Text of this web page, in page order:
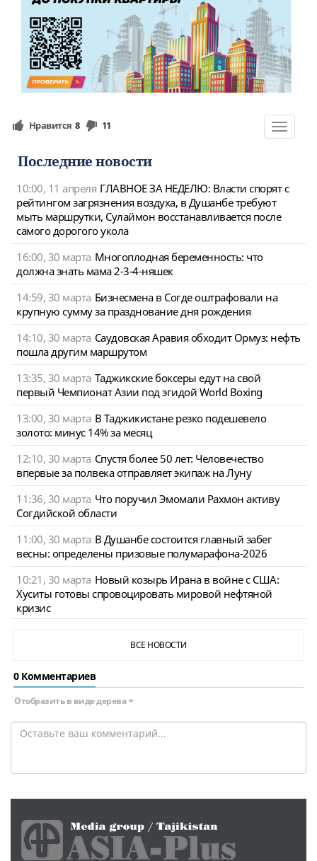
Toggle
Нравится 8 11
Последние новости
10:00, 11 апреля ГЛАВНОЕ ЗА НЕДЕЛЮ: Власти спорят с
рейтингом загрязнения воздуха, в Душанбе требуют
мыть маршрутки, Сулаймон восстанавливается после
самого дорогого укола
16:00, 30 марта Многоплодная беременность: что
должна знать мама 2-3-4-няшек
14:59, 30 марта Бизнесмена в Согде оштрафовали на
крупную сумму за празднование дня рождения
14:10, 30 марта Саудовская Аравия обходит Ормуз: нефть
пошла другим маршрутом
13:35, 30 марта Таджикские боксеры едут на свой
первый Чемпионат Азии под эгидой World Boxing
13:00, 30 марта В Таджикистане резко подешевело
золото: минус 14% за месяц
12:10, 30 марта Спустя более 50 лет: Человечество
впервые за полвека отправляет экипаж на Луну
11:36, 30 марта Что поручил Эмомали Рахмон активу
Согдийской области
11:00, 30 марта В Душанбе состоится главный забег
весны: определены призовые полумарафона-2026
10:21, 30 марта Новый козырь Ирана в войне с США:
Хуситы готовы спровоцировать мировой нефтяной
кризис
ВСЕ НОВОСТИ
0 Комментариев
Отобразить в виде дерева